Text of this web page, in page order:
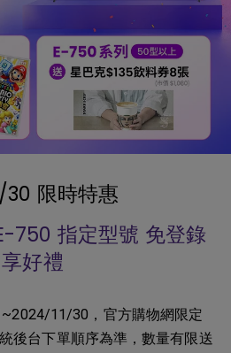
30 限時特惠
750 指定型號 免登錄
享好禮
11/30，官方購物網限定
後台下單順序為準，數量有限送